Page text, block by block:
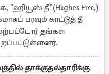
தீ”(Hughes Fire,)
பரவும் காட்டுத் தீ
தங்கள்
தாக்குதல்தாரிக்கு